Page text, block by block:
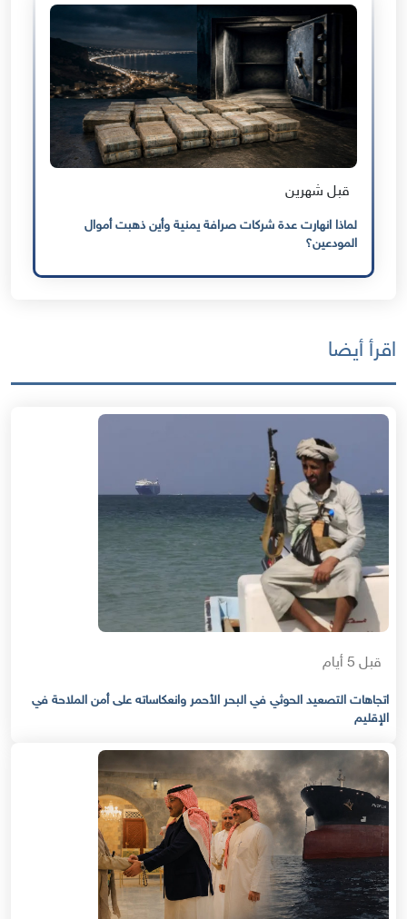
قبل شهرين
لماذا انهارت عدة شركات صرافة يمنية وأين ذهبت أموال
المودعين؟
اقرأ أيضا
قبل 5 أيام
اتجاهات التصعيد الحوثي في البحر الأحمر وانعكاساته على أمن الملاحة في
الإقليم